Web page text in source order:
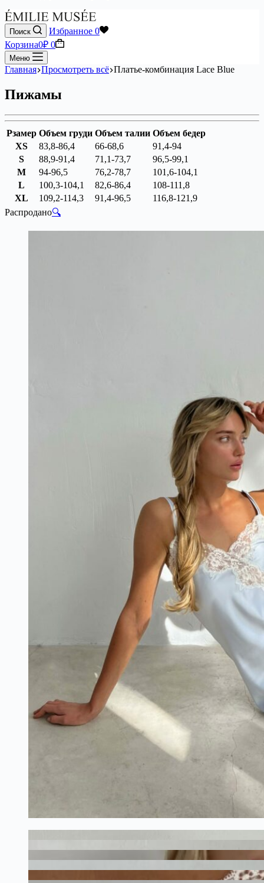
Поиск Избранное 0
Корзина0₽ 0
Меню
Главная Просмотреть всё Платье-комбинация Lace Blue
Пижамы
Рзамер Объем груди Объем талии Объем бедер
XS
83,8-86,4 66-68,6
91,4-94
S
88,9-91,4 71,1-73,7
96,5-99,1
M
94-96,5 76,2-78,7
101,6-104,1
L
100,3-104,1 82,6-86,4
108-111,8
XL
109,2-114,3 91,4-96,5
116,8-121,9
Распродано🔍